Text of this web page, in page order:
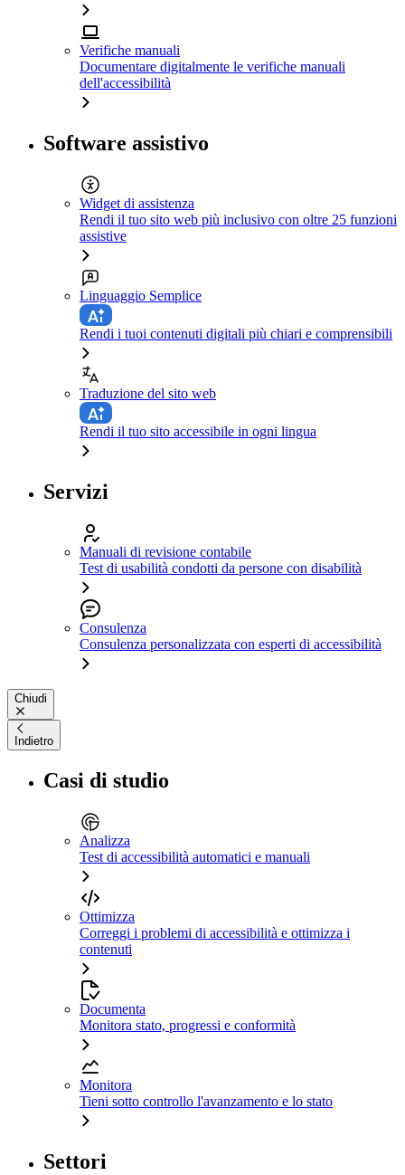
Verifiche manuali
Documentare digitalmente le verifiche manuali
dell'accessibilità
Software assistivo
Widget di assistenza
Rendi il tuo sito web più inclusivo con oltre 25 funzioni
assistive
Linguaggio Semplice
Rendi i tuoi contenuti digitali più chiari e comprensibili
Traduzione del sito web
Rendi il tuo sito accessibile in ogni lingua
Servizi
Manuali di revisione contabile
Test di usabilità condotti da persone con disabilità
Consulenza
Consulenza personalizzata con esperti di accessibilità
Chiudi
Indietro
Casi di studio
Analizza
Test di accessibilità automatici e manuali
Ottimizza
Correggi i problemi di accessibilità e ottimizza i
contenuti
Documenta
Monitora stato, progressi e conformità
Monitora
Tieni sotto controllo l'avanzamento e lo stato
Settori